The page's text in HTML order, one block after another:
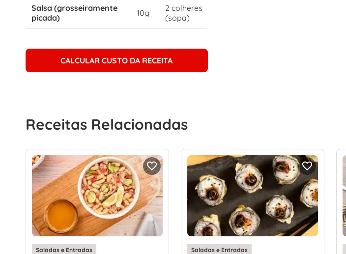
Salsa (grosseiramente
picada)
10g
2 colheres
(sopa)
CALCULAR CUSTO DA RECEITA
Receitas Relacionadas
Saladas e Entradas Saladas e Entradas